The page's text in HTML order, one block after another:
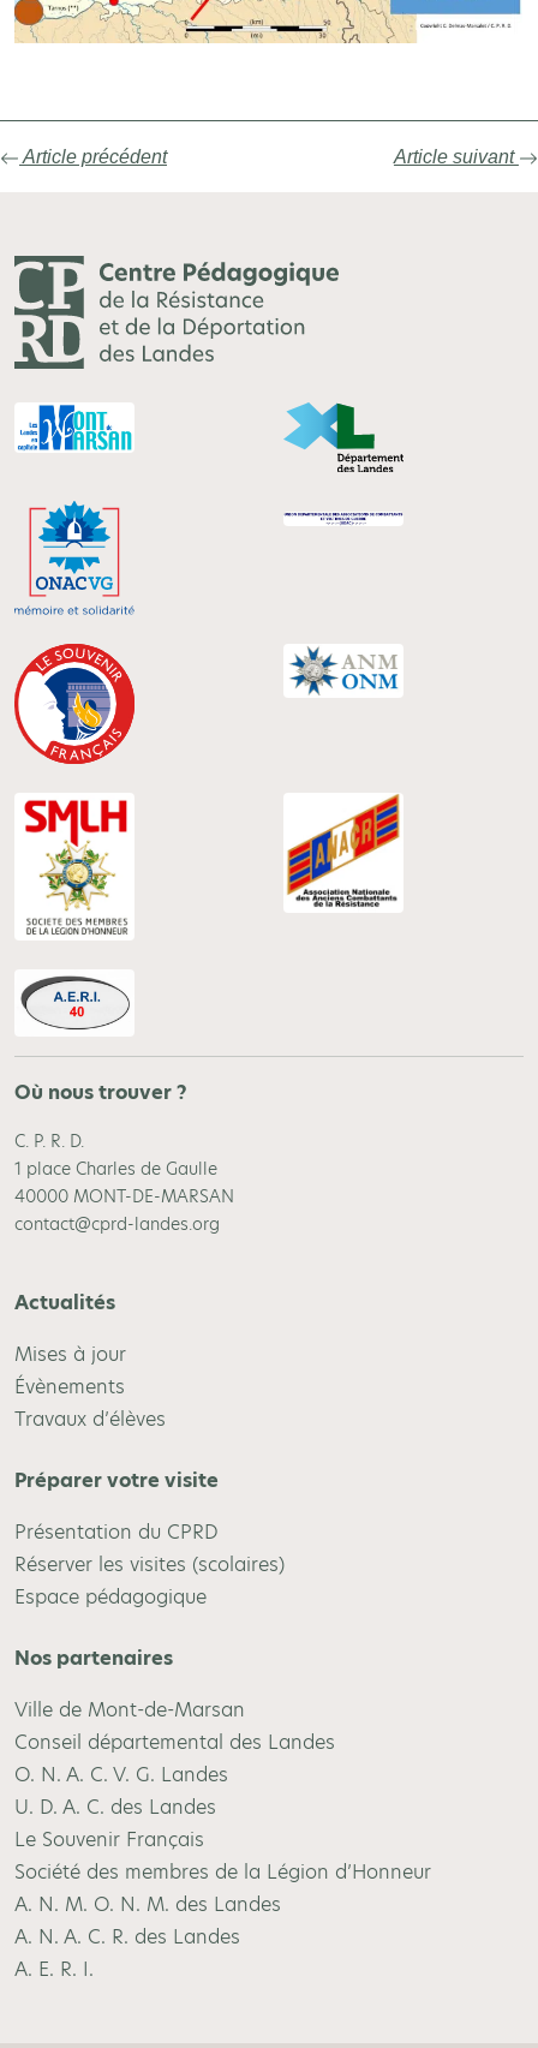
Article précédent Article suivant
Où nous trouver ?
C. P. R. D.
1 place Charles de Gaulle
40000 MONT-DE-MARSAN
contact@cprd-landes.org
Actualités
Mises à jour
Évènements
Travaux d’élèves
Préparer votre visite
Présentation du CPRD
Réserver les visites (scolaires)
Espace pédagogique
Nos partenaires
Ville de Mont-de-Marsan
Conseil départemental des Landes
O. N. A. C. V. G. Landes
U. D. A. C. des Landes
Le Souvenir Français
Société des membres de la Légion d’Honneur
A. N. M. O. N. M. des Landes
A. N. A. C. R. des Landes
A. E. R. I.